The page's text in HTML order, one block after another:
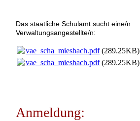
Das staatliche Schulamt sucht eine/n
Verwaltungsangestellte/n:
vae_scha_miesbach.pdf(289.25KB)
vae_scha_miesbach.pdf(289.25KB)
Anmeldung: